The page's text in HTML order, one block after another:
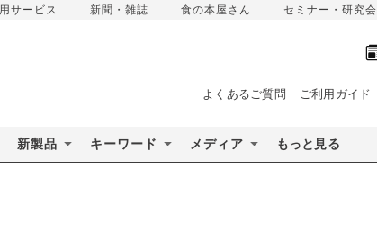
サービス 新聞・雑誌 食の本屋さん セミナー・研究会
よくあるご質問 ご利用ガイド
新製品 キーワード メディア もっと見る